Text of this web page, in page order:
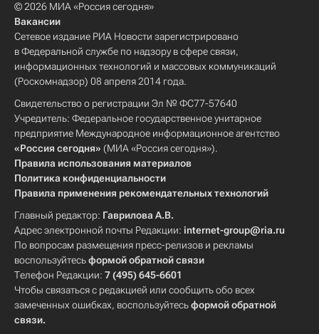
© 2026 МИА «Россия сегодня»
Вакансии
Сетевое издание РИА Новости зарегистрировано
в Федеральной службе по надзору в сфере связи,
информационных технологий и массовых коммуникаций
(Роскомнадзор) 08 апреля 2014 года.
Свидетельство о регистрации Эл № ФС77-57640
Учредитель: Федеральное государственное унитарное
предприятие Международное информационное агентство
«Россия сегодня» (МИА «Россия сегодня»).
Правила использования материалов
Политика конфиденциальности
Правила применения рекомендательных технологий
Главный редактор: Гаврилова А.В.
Адрес электронной почты Редакции: internet-group@ria.ru
По вопросам размещения пресс-релизов и рекламы
воспользуйтесьформой обратной связи
Телефон Редакции: 7 (495) 645-6601
Чтобы связаться с редакцией или сообщить обо всех
замеченных ошибках, воспользуйтесьформой обратной
связи.